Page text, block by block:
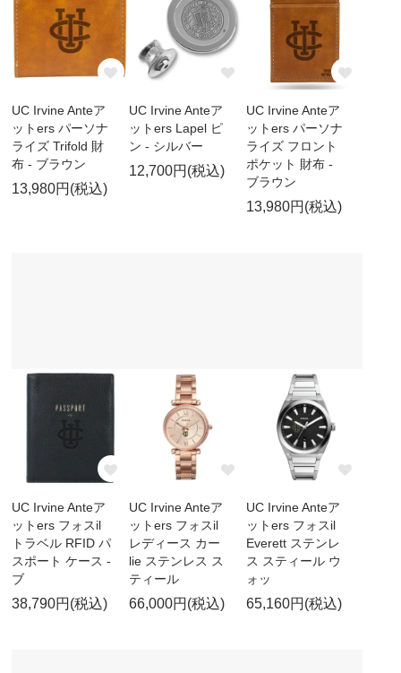
UC Irvine Anteア
ットers パーソナ
ライズ Trifold 財
布 - ブラウン
13,980円(税込)
UC Irvine Anteア
ットers Lapel ピ
ン - シルバー
12,700円(税込)
UC Irvine Anteア
ットers パーソナ
ライズ フロント
ポケット 財布 -
ブラウン
13,980円(税込)
UC Irvine Anteア
ットers フォスil
トラベル RFID パ
スポート ケース -
ブ
38,790円(税込)
UC Irvine Anteア
ットers フォスil
レディース カー
lie ステンレス ス
ティール
66,000円(税込)
UC Irvine Anteア
ットers フォスil
Everett ステンレ
ス スティール ウ
ォッ
65,160円(税込)